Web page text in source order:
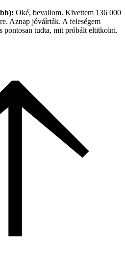
Oké, bevallom. Kivettem 136 000
Aznap jóváírták. A feleségem
pontosan tudta, mit próbált eltitkolni.